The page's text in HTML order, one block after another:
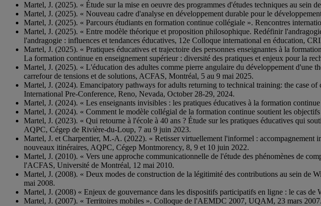
Martel, J. (2025). « Étude sur la mise en oeuvre des programmes d'études techniques au
Martel, J. (2025). « Nouveau cadre d'analyse en développement durable pour le
Martel, J. (2025). « Parcours étudiants en formation continue collégiale ». Rencontres
Martel, J. (2025). « Entre modèle théorique et proposition philosophique. Redéfinir
l'andragogie : influences et tendances éducatives, 12e Colloque international en éducation,
Martel, J. (2025). « Pratiques éducatives et trajectoire des personnes enseignantes à la
La formation continue en enseignement supérieur : diversité des pratiques et enjeux pour la
Martel, J. (2025). « L'éducation des adultes comme pierre angulaire du développement d'une
carrefour de tensions et de solutions, ACFAS, Montréal, 5 au 9 mai 2025.
Martel, J. (2024). Emancipatory pathways for adults returning to technical training: the case
International Pre-Conference, Reno, Nevada, October 28-29, 2024.
Martel, J. (2024). « Les enseignants invisibles : les pratiques éducatives à la formation
Martel, J. (2024). « Comment le modèle collégial de la formation continue soutient les
Martel, J. (2023). « Qui retourne à l'école à 40 ans ? Étude sur les pratiques éducatives qui
AQPC, Cégep de Rivière-du-Loup, 7 au 9 juin 2023.
Martel, J. et Charpentier, M.-A. (2022). « Retisser virtuellement l'informel : accompagnement
nouveaux itinéraires, AQPC, Cégep Montmorency, 8, 9 et 10 juin 2022.
Martel, J. (2010). « Vers une approche communicationnelle de l'étude des phénomènes de
l'ACFAS, Université de Montréal, 12 mai 2010.
Martel, J. (2008). « Deux modes de construction de la légitimité des contributions au sein
mai 2008.
Martel, J. (2008) « Enjeux de gouvernance dans les dispositifs participatifs en ligne : le cas
Martel, J. (2007). « Territoires mobiles ». Colloque de l'AEMDC 2007, UQAM, 23 mars 2007.